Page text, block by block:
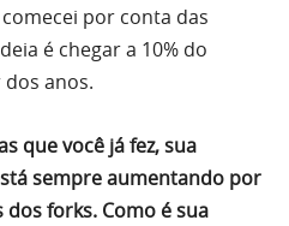
por conta das
é chegar a 10% do
anos.
que você já fez, sua
sempre aumentando por
forks. Como é sua